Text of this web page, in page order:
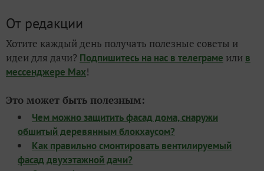
От редакции
Хотите каждый день получать полезные советы и
идеи для дачи? Подпишитесь на нас в телеграме или в
мессенджере Max!
Это может быть полезным:
Чем можно защитить фасад дома, снаружи
обшитый деревянным блокхаусом?
Как правильно смонтировать вентилируемый
фасад двухэтажной дачи?